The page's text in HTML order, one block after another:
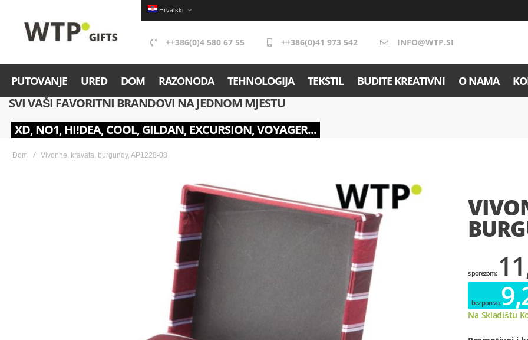
Hrvatski
++386(0)4 580 67 55 ++386(0)41 973 542 INFO@WTP.SI
PUTOVANJE URED DOM RAZONODA TEHNOLOGIJA TEKSTIL BUDITE KREATIVNI O NAMA
SVI VAŠI FAVORITNI BRANDOVI NA JEDNOM MJESTU
XD, NO1, HI!DEA, COOL, GILDAN, EXCURSION, VOYAGER...
Dom Vivonne, kravata, burgundy, AP1228-08
Na Skladištu